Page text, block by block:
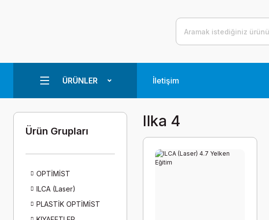
ÜRÜNLER İletişim
Ürün Grupları
OPTİMİST
ILCA (Laser)
PLASTİK OPTİMİST
Ilka 4